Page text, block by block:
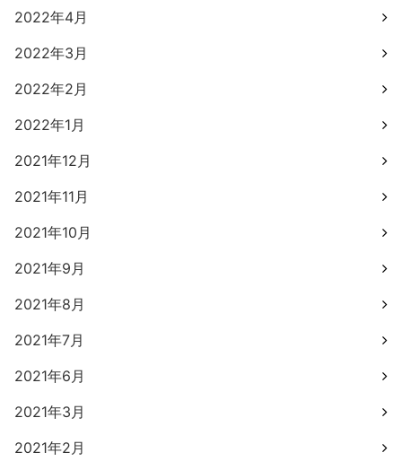
2022年4月
2022年3月
2022年2月
2022年1月
2021年12月
2021年11月
2021年10月
2021年9月
2021年8月
2021年7月
2021年6月
2021年3月
2021年2月